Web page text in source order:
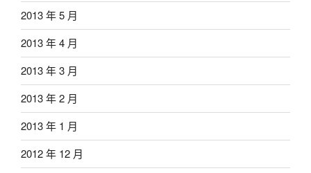
2013 年 5 月
2013 年 4 月
2013 年 3 月
2013 年 2 月
2013 年 1 月
2012 年 12 月